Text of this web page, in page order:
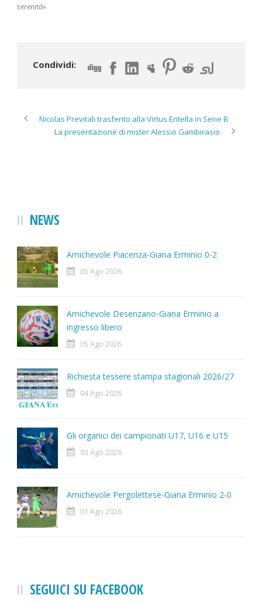
serenità»
Condividi:
Nicolas Previtali trasferito alla Virtus Entella in Serie B
La presentazione di mister Alessio Gambirasio
NEWS
Amichevole Piacenza-Giana Erminio 0-2
05 Ago 2026
Amichevole Desenzano-Giana Erminio a
ingresso libero
05 Ago 2026
Richiesta tessere stampa stagionali 2026/27
04 Ago 2026
Gli organici dei campionati U17, U16 e U15
03 Ago 2026
Amichevole Pergolettese-Giana Erminio 2-0
01 Ago 2026
SEGUICI SU FACEBOOK